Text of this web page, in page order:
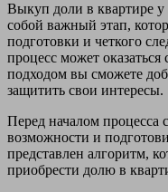
Выкуп доли в квартире у
собой важный этап,
подготовки и четкого
процесс может
подходом вы сможете
защитить свои интересы.
Перед началом процесса
возможности и
представлен алгоритм,
приобрести долю в